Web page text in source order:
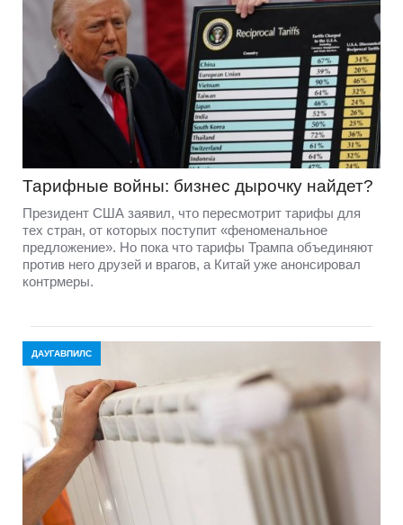
Тарифные войны: бизнес дырочку найдет?
Президент США заявил, что пересмотрит тарифы для
тех стран, от которых поступит «феноменальное
предложение». Но пока что тарифы Трампа объединяют
против него друзей и врагов, а Китай уже анонсировал
контрмеры.
ДАУГАВПИЛС